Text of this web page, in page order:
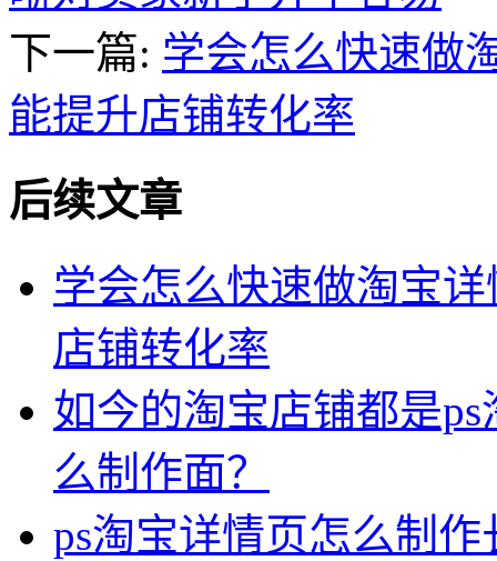
下一篇: 学会怎么快速做
能提升店铺转化率
后续文章
学会怎么快速做淘宝
店铺转化率
如今的淘宝店铺都是
么制作面？
ps淘宝详情页怎么制